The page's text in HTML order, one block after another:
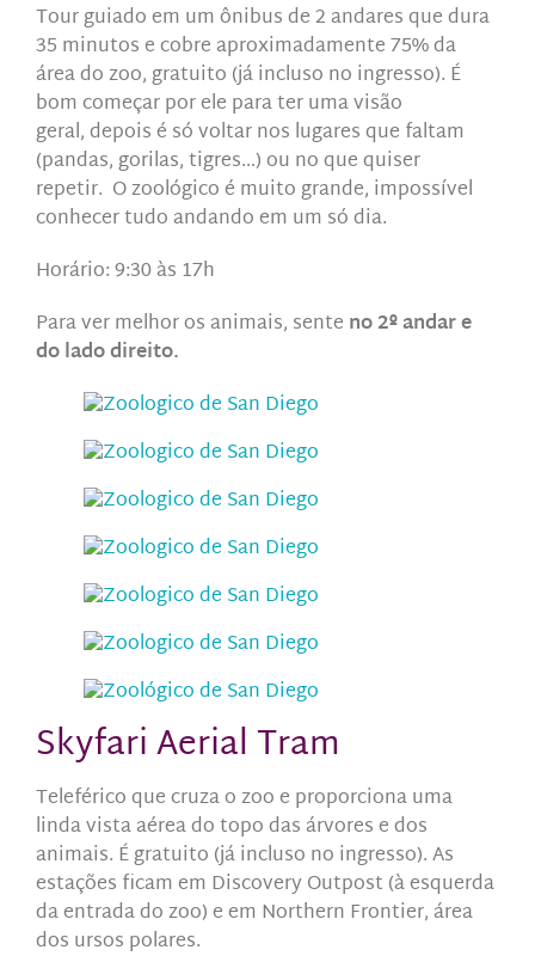
Tour guiado em um ônibus de 2 andares que dura
35 minutos e cobre aproximadamente75% da
área do zoo, gratuito (já incluso no ingresso). É
bom começar por ele para ter uma visão
geral,depois é só voltar nos lugares que faltam
(pandas, gorilas, tigres…) ou no que quiser
repetir. O zoológico é muito grande, impossível
conhecer tudo andando em um só dia.
Horário: 9:30 às 17h
Para ver melhor os animais, sente no 2º andare
dolado direito.
Skyfari Aerial Tram
Teleférico que cruza o zoo e proporciona uma
linda vista aérea do topo das árvores e dos
animais. É gratuito (já incluso no ingresso). As
estações ficam em Discovery Outpost (à esquerda
da entrada do zoo) e em Northern Frontier, área
dos ursos polares.